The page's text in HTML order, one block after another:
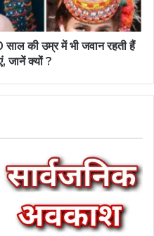
की उम्र में भी जवान रहती हैं
जानें क्यों ?